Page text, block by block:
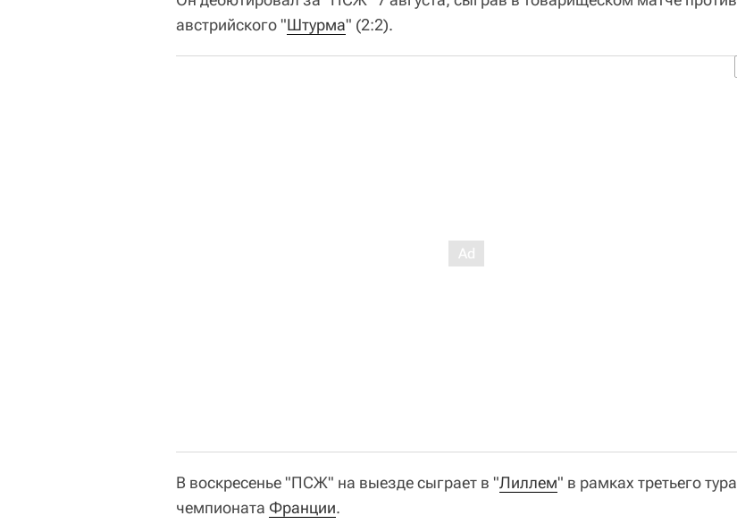
австрийского "Штурма" (2:2).
В воскресенье "ПСЖ" на выезде сыграет в "Лиллем" в рамках третьего тура
чемпионата Франции.